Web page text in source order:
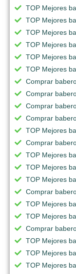
TOP Mejores
TOP Mejores
TOP Mejores
TOP Mejores
TOP Mejores
TOP Mejores
Comprar
Comprar
Comprar
Comprar
TOP Mejores
Comprar
TOP Mejores
TOP Mejores
TOP Mejores
Comprar
TOP Mejores
TOP Mejores
Comprar
TOP Mejores
TOP Mejores
TOP Mejores